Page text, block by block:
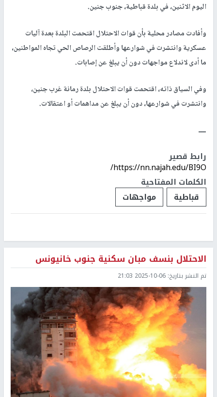
اليوم الاثنين، في بلدة قباطية، جنوب جنين.
وأفادت مصادر محلية بأن قوات الاحتلال اقتحمت البلدة بعدة آليات
عسكرية وانتشرت في شوارعها وأطلقت الرصاص الحي تجاه المواطنين،
ما أدى لاندلاع مواجهات دون أن يبلغ عن إصابات.
وفي السياق ذاته، اقتحمت قوات الاحتلال بلدة رمانة غرب جنين،
وانتشرت في شوارعها، دون أن يبلغ عن مداهمات أو اعتقالات.
ــــ
رابط قصير
https://nn.najah.edu/BI9O/
الكلمات المفتاحية
قباطية
مواجهات
الاحتلال بنسف مبان سكنية جنوب خانيونس
تم النشر بتاريخ: 2025-10-06 21:03